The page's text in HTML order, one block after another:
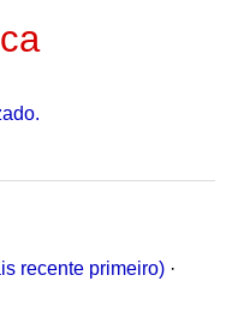
recente primeiro) ·